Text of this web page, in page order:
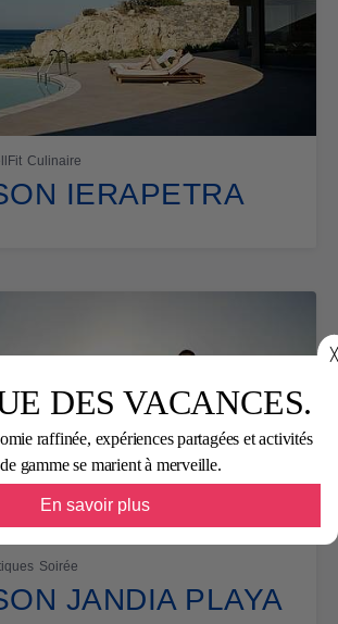
╳
DES VACANCES.
raffinée, expériences partagées et activités
gamme se marient à merveille.
En savoir plus
Culinaire
IERAPETRA
Soirée
JANDIA PLAYA